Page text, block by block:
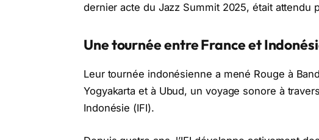
dernier acte du Jazz Summit 2025, était attendu
Une tournée entre France et
Leur tournée indonésienne a mené Rouge à
Yogyakarta et à Ubud, un voyage sonore à
Indonésie (IFI).